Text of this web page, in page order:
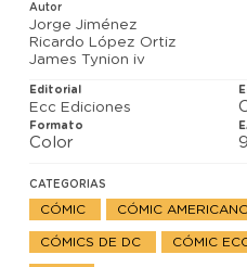
Autor
Jorge Jiménez
Ricardo López Ortiz
James Tynion iv
Editorial
Ecc Ediciones
Formato
Color
CATEGORIAS
CÓMIC CÓMIC
CÓMICS DE DC CÓMIC